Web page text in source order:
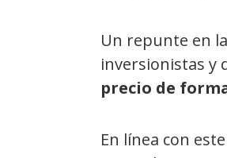
Un repunte en
inversionistas y
precio de
En línea con